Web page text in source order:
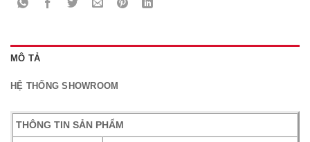
MÔ TẢ
HỆ THỐNG SHOWROOM
THÔNG TIN SẢN PHẨM